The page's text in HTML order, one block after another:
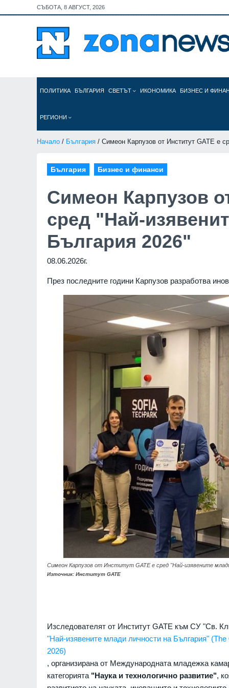
СЪБОТА, 8 АВГУСТ, 2026
ПОЛИТИКА БЪЛГАРИЯ СВЕТЪТ ИКОНОМИКА БИЗНЕС И
РЕГИОНИ
Начало / България / Симеон Карпузов от Институт GATE е
България Бизнес и финанси
Симеон Карпузов
сред "Най-
България 2026"
08.06.2026г.
През последните години Карпузов разработва
Симеон Карпузов от Институт GATE е сред "Най-изявените
Източник: Институт GATE
Изследователят от Институт GATE към СУ "Св.
"Най-изявените млади личности на България"
2026)
, организирана от Международната младежка
категорията "Наука и технологично развитие",